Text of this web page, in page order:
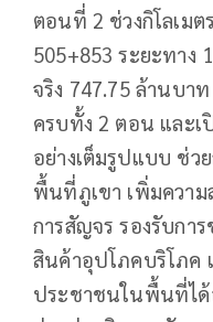
ตอนที่ 2 ช่วงกิโลเมต
505+853 ระยะทาง
จริง 747.75 ล้านบา
ครบทั้ง 2 ตอน และ
อย่างเต็มรูปแบบ ช่ว
พื้นที่ภูเขา เพิ่มควา
การสัญจร รองรับกา
สินค้าอุปโภคบริโภค
ประชาชนในพื้นที่ไ